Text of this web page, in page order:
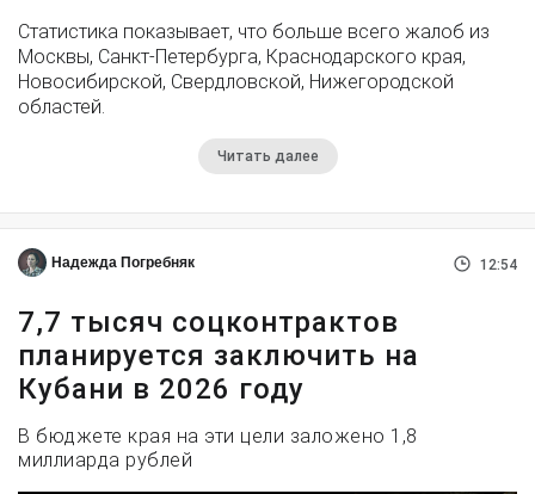
Статистика показывает, что больше всего жалоб из
Москвы, Санкт-Петербурга, Краснодарского края,
Новосибирской, Свердловской, Нижегородской
областей.
Читать далее
Надежда Погребняк 12:54
7,7 тысяч соцконтрактов
планируется заключить на
Кубани в 2026 году
В бюджете края на эти цели заложено 1,8
миллиарда рублей